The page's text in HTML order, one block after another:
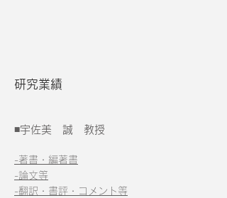
研究業績
◾宇佐美 誠 教授
-著書・編著書
-論文等
-翻訳・書評・コメント等